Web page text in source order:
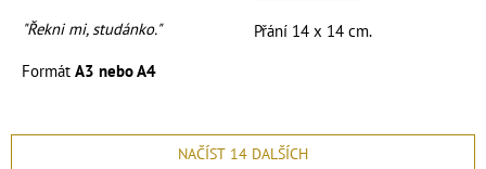
"Řekni mi, studánko."
Formát A3 nebo A4
níže.
Přání 14 x 14 cm.
NAČÍST 14 DALŠÍCH